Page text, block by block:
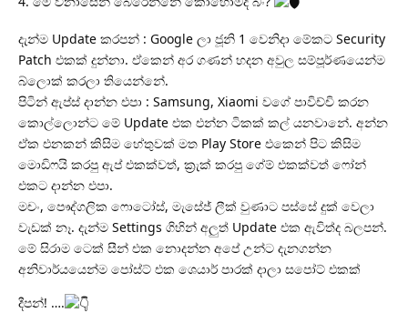
දැන්ම Update කරපන් : Google ලා ජූනි 1 වෙනිදා මේකට Security
Patch එකක් දුන්නා. ඒකෙන් අර ගණන් හදන අවුල සම්පූර්ණයෙන්ම
බ්ලොක් කරලා තියෙන්නේ.
පිටින් ඇප්ස් දාන්න එපා : Samsung, Xiaomi වගේ පාවිච්චි කරන
කොල්ලොන්ට මේ Update එක එන්න ටිකක් කල් යනවානේ. අන්න
ඒක එනකන් කිසිම හේතුවක් මත Play Store එකෙන් පිට කිසිම
මොඩිෆයි කරපු ඇප් එකක්වත්, ක්‍රැක් කරපු ගේම් එකක්වත් ෆෝන්
එකට දාන්න එපා.
මචං, පෞද්ගලික ෆොටෝස්, මැසේජ් ලීක් වුණාට පස්සේ දුක් වෙලා
වැඩක් නෑ. දැන්ම Settings ගිහින් අලුත් Update එක ඇවිත්ද බලපන්.
මේ සිරාම ටෙක් සීන් එක නොදන්න අපේ උන්ට දැනගන්න
අනිවාර්යයෙන්ම පෝස්ට් එක ශෙයාර් පාරක් දාලා සපෝට් එකක්
දීපන්! ….